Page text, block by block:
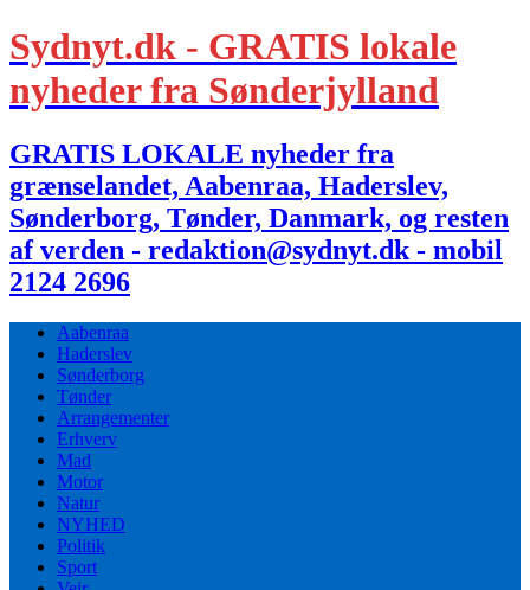
Sydnyt.dk - GRATIS lokale
nyheder fra Sønderjylland
GRATIS LOKALE nyheder fra
grænselandet, Aabenraa, Haderslev,
Sønderborg, Tønder, Danmark, og resten
af verden - redaktion@sydnyt.dk - mobil
2124 2696
Aabenraa
Haderslev
Sønderborg
Tønder
Arrangementer
Erhverv
Mad
Motor
Natur
NYHED
Politik
Sport